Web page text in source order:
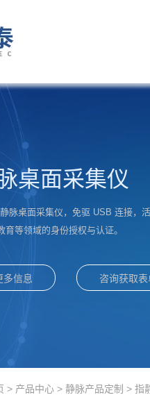
桌面采集仪
脉桌面采集仪，免驱 USB 连接，
育等领域的身份授权与认证。
多信息 咨询获取表
> 产品中心 > 静脉产品定制 > 指